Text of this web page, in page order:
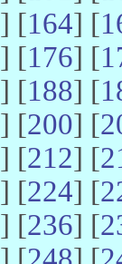
] [164] [
] [176] [
] [188] [
] [200] [
] [212] [
] [224] [
] [236] [